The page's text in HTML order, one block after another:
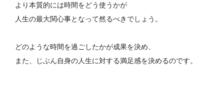
より本質的には時間をどう使うかが
人生の最大関心事となって然るべきでしょう。
どのような時間を過ごしたかが成果を決め、
また、じぶん自身の人生に対する満足感を決めるのです。